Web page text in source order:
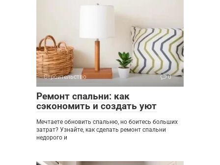
Строительство 0
Ремонт спальни: как
сэкономить и создать уют
Мечтаете обновить спальню, но боитесь больших
затрат? Узнайте, как сделать ремонт спальни
недорого и